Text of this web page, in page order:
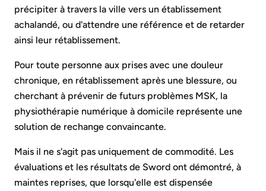
précipiter à travers la ville vers un établissement
achalandé, ou d'attendre une référence et de retarder
ainsi leur rétablissement.
Pour toute personne aux prises avec une douleur
chronique, en rétablissement après une blessure, ou
cherchant à prévenir de futurs problèmes MSK, la
physiothérapie numérique à domicile représente une
solution de rechange convaincante.
Mais il ne s'agit pas uniquement de commodité. Les
évaluations et les résultats de Sword ont démontré, à
maintes reprises, que lorsqu'elle est dispensée